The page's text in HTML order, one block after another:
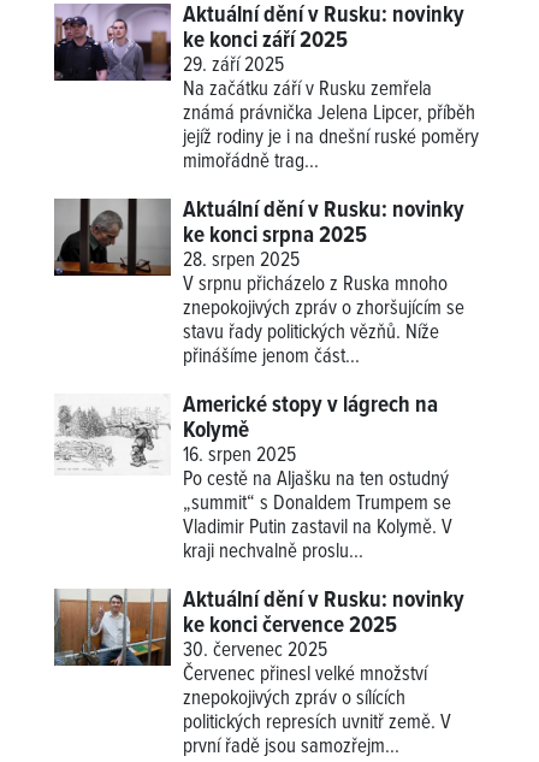
Aktuální dění v Rusku: novinky
ke konci září 2025
29. září 2025
Na začátku září v Rusku zemřela
známá právnička Jelena Lipcer, příběh
jejíž rodiny je i na dnešní ruské poměry
mimořádně trag...
Aktuální dění v Rusku: novinky
ke konci srpna 2025
28. srpen 2025
V srpnu přicházelo z Ruska mnoho
znepokojivých zpráv o zhoršujícím se
stavu řady politických vězňů. Níže
přinášíme jenom část...
Americké stopy v lágrech na
Kolymě
16. srpen 2025
Po cestě na Aljašku na ten ostudný
„summit“ s Donaldem Trumpem se
Vladimir Putin zastavil na Kolymě. V
kraji nechvalně proslu...
Aktuální dění v Rusku: novinky
ke konci července 2025
30. červenec 2025
Červenec přinesl velké množství
znepokojivých zpráv o sílících
politických represích uvnitř země. V
první řadě jsou samozřejm...